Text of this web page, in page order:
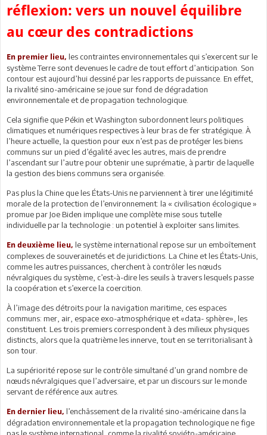
réflexion: vers un nouvel équilibre
au cœur des contradictions
En premier lieu, les contraintes environnementales qui s’exercent sur le
système Terre sont devenues le cadre de tout effort d’anticipation. Son
contour est aujourd’hui dessiné par les rapports de puissance. En effet,
la rivalité sino-américaine se joue sur fond de dégradation
environnementale et de propagation technologique.
Cela signifie que Pékin et Washington subordonnent leurs politiques
climatiques et numériques respectives à leur bras de fer stratégique. À
l’heure actuelle, la question pour eux n’est pas de protéger les biens
communs sur un pied d’égalité avec les autres, mais de prendre
l’ascendant sur l’autre pour obtenir une suprématie, à partir de laquelle
la gestion des biens communs sera organisée.
Pas plus la Chine que les États-Unis ne parviennent à tirer une légitimité
morale de la protection de l’environnement: la « civilisation écologique »
promue par Joe Biden implique une complète mise sous tutelle
individuelle par la technologie : un potentiel à exploiter sans limites.
En deuxième lieu, le système international repose sur un emboîtement
complexes de souverainetés et de juridictions. La Chine et les États-Unis,
comme les autres puissances, cherchent à contrôler les nœuds
névralgiques du système, c’est-à-dire les seuils à travers lesquels passe
la coopération et s’exerce la coercition.
À l’image des détroits pour la navigation maritime, ces espaces
communs: mer, air, espace exo-atmosphérique et «data- sphère», les
constituent. Les trois premiers correspondent à des milieux physiques
distincts, alors que la quatrième les innerve, tout en se territorialisant à
son tour.
La supériorité repose sur le contrôle simultané d’un grand nombre de
nœuds névralgiques que l’adversaire, et par un discours sur le monde
servant de référence aux autres.
En dernier lieu, l’enchâssement de la rivalité sino-américaine dans la
dégradation environnementale et la propagation technologique ne fige